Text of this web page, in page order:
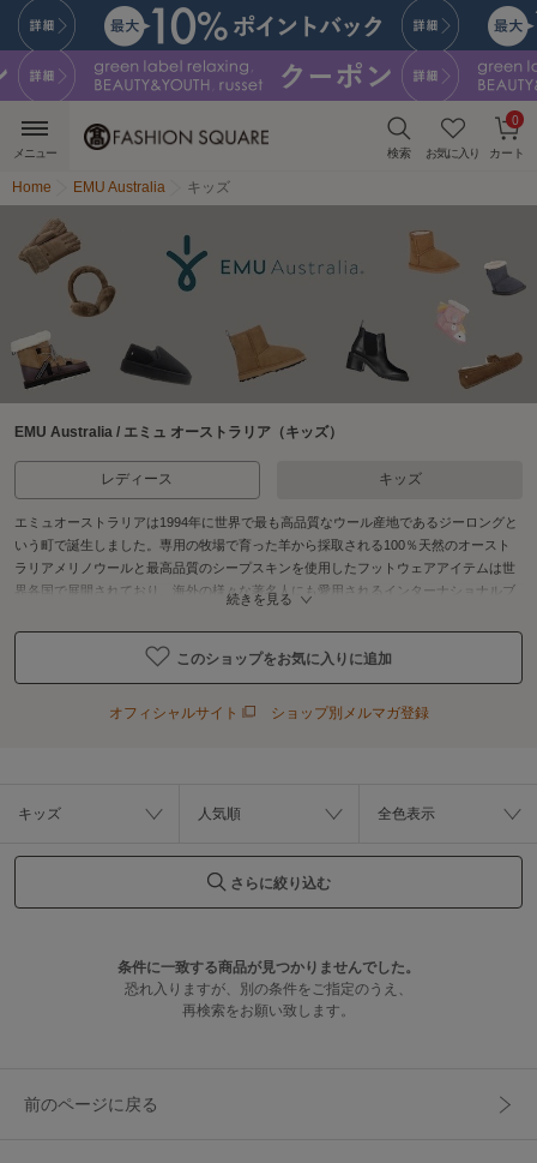
検索 お気に入り カート
0
メニュー
Home EMU Australia キッズ
EMU Australia / エミュ オーストラリア（キッズ）
レディース キッズ
エミュオーストラリアは1994年に世界で最も高品質なウール産地であるジーロングと
いう町で誕生しました。専用の牧場で育った羊から採取される100％天然のオースト
ラリアメリノウールと最高品質のシープスキンを使用したフットウェアアイテムは世
界各国で展開されており、海外の様々な著名人にも愛用されるインターナショナルブ
続きを見る
このショップをお気に入りに追加
オフィシャルサイト ショップ別メルマガ登録
キッズ 人気順 全色表示
さらに絞り込む
条件に一致する商品が見つかりませんでした。
恐れ入りますが、別の条件をご指定のうえ、
再検索をお願い致します。
前のページに戻る